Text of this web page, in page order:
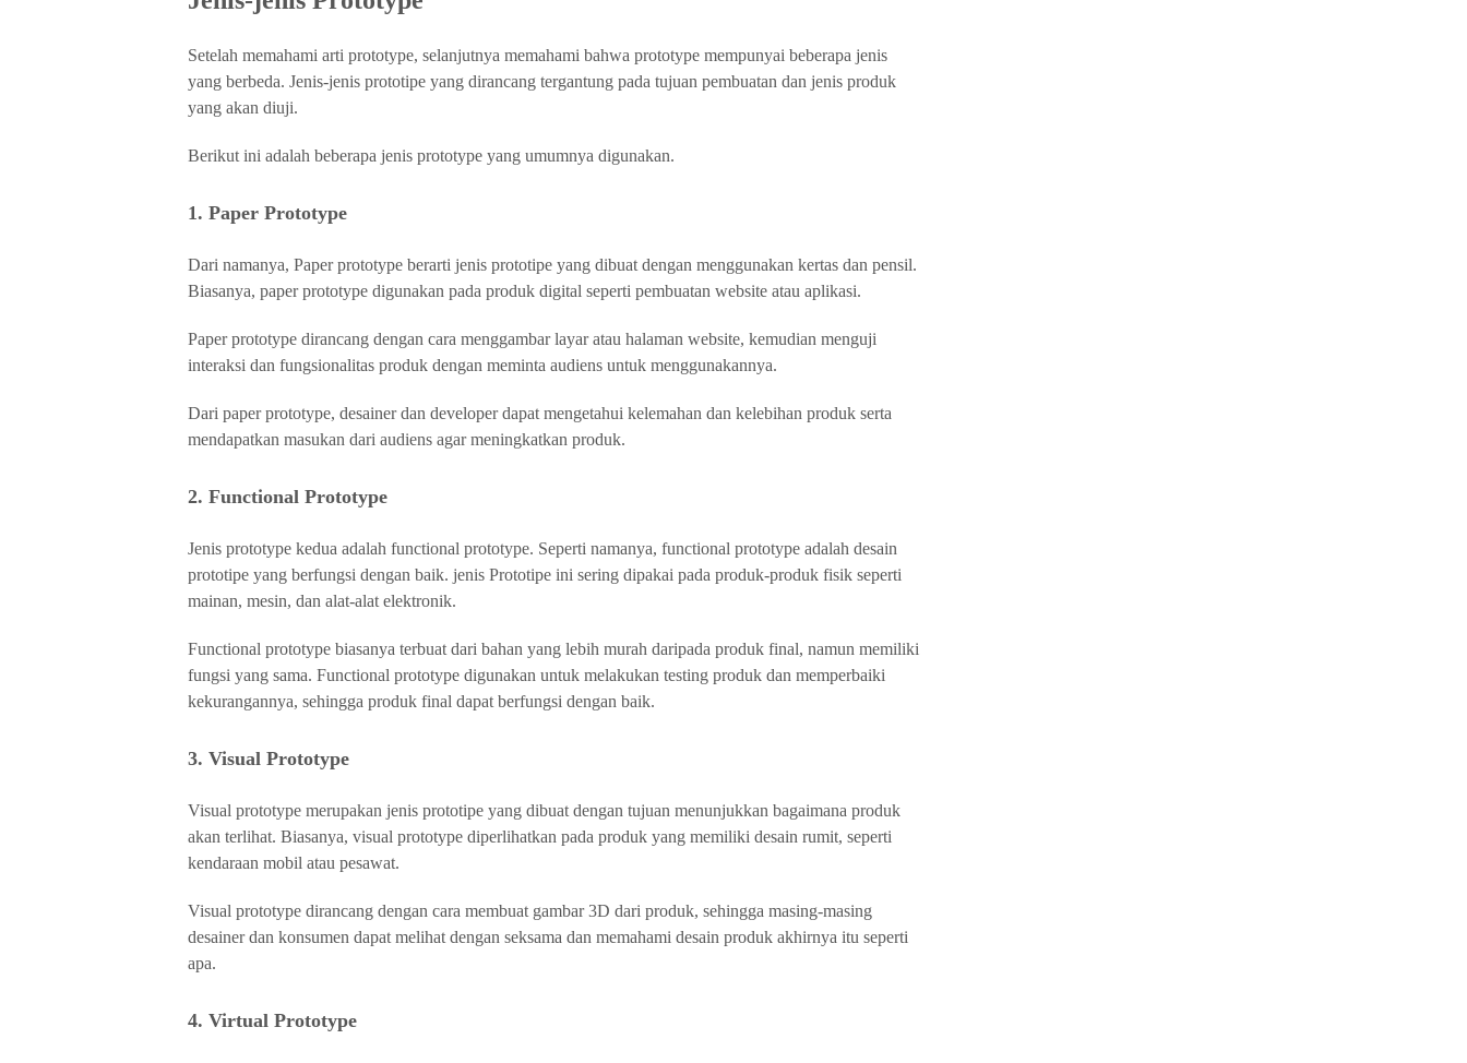
Setelah memahami arti prototype, selanjutnya memahami bahwa prototype mempunyai beberapa jenis
yang berbeda. Jenis-jenis prototipe yang dirancang tergantung pada tujuan pembuatan dan jenis produk
yang akan diuji.
Berikut ini adalah beberapa jenis prototype yang umumnya digunakan.
1. Paper Prototype
Dari namanya, Paper prototype berarti jenis prototipe yang dibuat dengan menggunakan kertas dan pensil.
Biasanya, paper prototype digunakan pada produk digital seperti pembuatan website atau aplikasi.
Paper prototype dirancang dengan cara menggambar layar atau halaman website, kemudian menguji
interaksi dan fungsionalitas produk dengan meminta audiens untuk menggunakannya.
Dari paper prototype, desainer dan developer dapat mengetahui kelemahan dan kelebihan produk serta
mendapatkan masukan dari audiens agar meningkatkan produk.
2. Functional Prototype
Jenis prototype kedua adalah functional prototype. Seperti namanya, functional prototype adalah desain
prototipe yang berfungsi dengan baik. jenis Prototipe ini sering dipakai pada produk-produk fisik seperti
mainan, mesin, dan alat-alat elektronik.
Functional prototype biasanya terbuat dari bahan yang lebih murah daripada produk final, namun memiliki
fungsi yang sama. Functional prototype digunakan untuk melakukan testing produk dan memperbaiki
kekurangannya, sehingga produk final dapat berfungsi dengan baik.
3. Visual Prototype
Visual prototype merupakan jenis prototipe yang dibuat dengan tujuan menunjukkan bagaimana produk
akan terlihat. Biasanya, visual prototype diperlihatkan pada produk yang memiliki desain rumit, seperti
kendaraan mobil atau pesawat.
Visual prototype dirancang dengan cara membuat gambar 3D dari produk, sehingga masing-masing
desainer dan konsumen dapat melihat dengan seksama dan memahami desain produk akhirnya itu seperti
apa.
4. Virtual Prototype